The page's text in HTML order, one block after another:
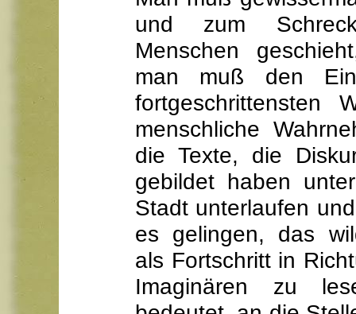
und zum
Menschen
man muß den
fortgeschrittensten
menschliche
die Texte, die
gebildet haben
Stadt unterlaufen
es gelingen, das
als Fortschritt in
Imaginären zu